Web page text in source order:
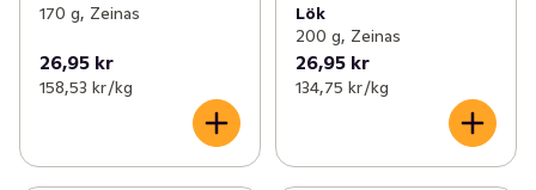
170 g, Zeinas
26,95 kr
158,53 kr /kg
Lök
200 g, Zeinas
26,95 kr
134,75 kr /kg